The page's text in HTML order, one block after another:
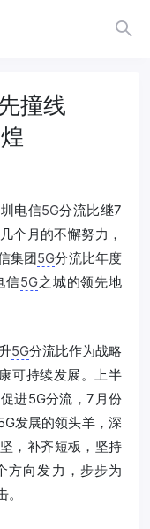
撞线
电信5G分流比继7
个月的不懈努力，
集团5G分流比年度
信5G之城的领先地
5G分流比作为战略
可持续发展。上半
进5G分流，7月份
发展的领头羊，深
，补齐短板，坚持
方向发力，步步为